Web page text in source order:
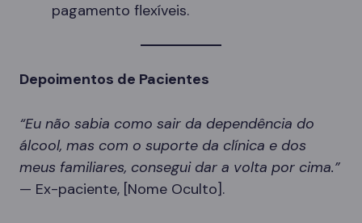
pagamento flexíveis.
Depoimentos de Pacientes
“Eu não sabia como sair da dependência do
álcool, mas com o suporte da clínica e dos
meus familiares, consegui dar a volta por cima.”
— Ex-paciente, [Nome Oculto].